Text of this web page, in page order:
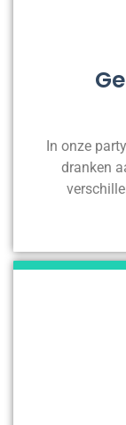
In onze
dranken